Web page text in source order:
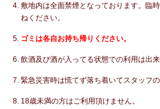
敷地内は全面禁煙となっております。臨
ねください。
ゴミは各自お持ち帰りください。
飲酒及び酒が入ってる状態での利用は出来
緊急災害時は慌てず落ち着いてスタッフ
18歳未満の方はご利用頂けません。